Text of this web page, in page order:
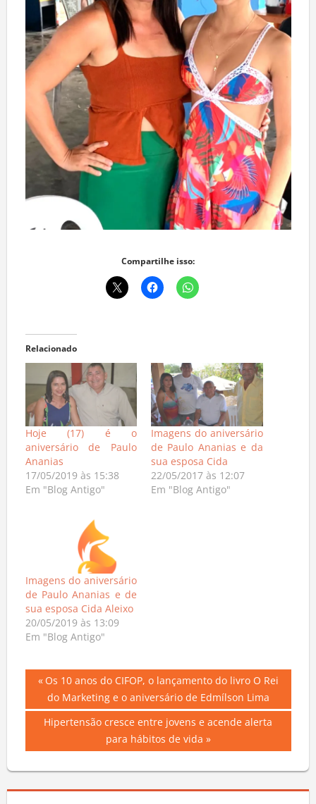
Compartilhe isso:
Relacionado
Hoje (17) é o
aniversário de Paulo
Ananias
17/05/2019 às 15:38
Em "Blog Antigo"
Imagens do aniversário
de Paulo Ananias e da
sua esposa Cida
22/05/2017 às 12:07
Em "Blog Antigo"
Imagens do aniversário
de Paulo Ananias e de
sua esposa Cida Aleixo
20/05/2019 às 13:09
Em "Blog Antigo"
Navegação
de
Post
Previous
Post:
Os 10 anos do CIFOP, o lançamento do livro O Rei
do Marketing e o aniversário de Edmílson Lima
Next
Hipertensão cresce entre jovens e acende alerta
para hábitos de vida